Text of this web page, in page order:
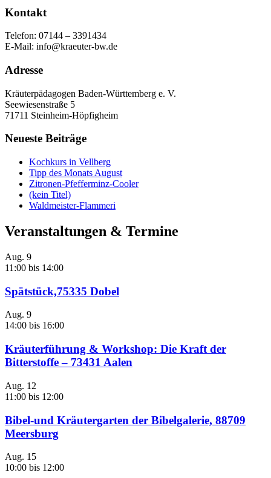
Kontakt
Telefon: 07144 – 3391434
E-Mail: info@kraeuter-bw.de
Adresse
Kräuterpädagogen Baden-Württemberg e. V.
Seewiesenstraße 5
71711 Steinheim-Höpfigheim
Neueste Beiträge
Kochkurs in Vellberg
Tipp des Monats August
Zitronen-Pfefferminz-Cooler
(kein Titel)
Waldmeister-Flammeri
Veranstaltungen & Termine
Aug. 9
11:00 bis 14:00
Spätstück,75335 Dobel
Aug. 9
14:00 bis 16:00
Kräuterführung & Workshop: Die Kraft der
Bitterstoffe – 73431 Aalen
Aug. 12
11:00 bis 12:00
Bibel-und Kräutergarten der Bibelgalerie, 88709
Meersburg
Aug. 15
10:00 bis 12:00